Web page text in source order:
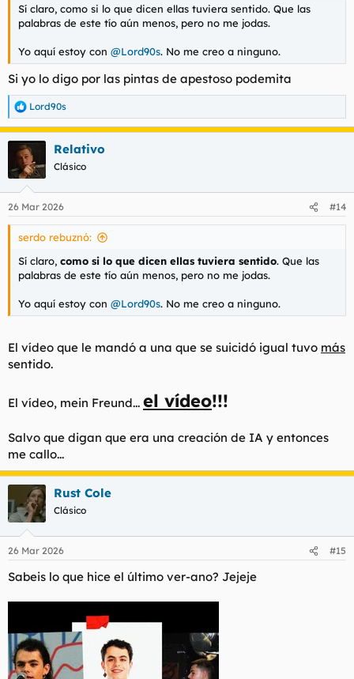
Sí claro, como si lo que dicen ellas tuviera sentido. Que las
palabras de este tío aún menos, pero no me jodas.
Yo aquí estoy con @Lord90s. No me creo a ninguno.
Si yo lo digo por las pintas de apestoso podemita
R
e
a
c
i
e
s
Lord90s
Relativo
Clásico
26 Mar 2026 #14
serdo rebuznó:
Sí claro, como si lo que dicen ellas tuviera sentido. Que las
palabras de este tío aún menos, pero no me jodas.
Yo aquí estoy con @Lord90s. No me creo a ninguno.
El vídeo que le mandó a una que se suicidó igual tuvo más
sentido.
El vídeo, mein Freund... el vídeo!!!
Salvo que digan que era una creación de IA y entonces
me callo...
Rust Cole
Clásico
26 Mar 2026 #15
Sabeis lo que hice el último ver-ano? Jejeje